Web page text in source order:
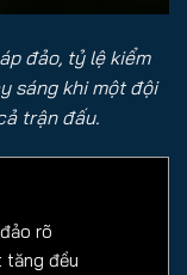
đảo, tỷ lệ kiểm
sáng khi một đội
trận đấu.
rõ
đều